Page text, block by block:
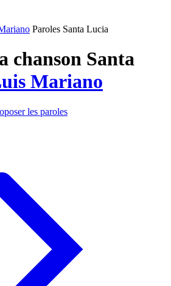
Paroles Santa Lucia
chanson Santa
Mariano
les paroles